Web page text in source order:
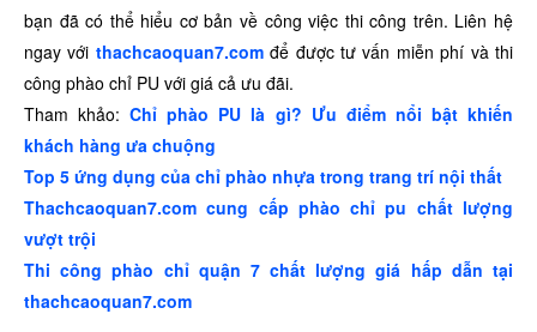
bạn đã có thể hiểu cơ bản về công việc thi công trên. Liên hệ
ngay với thachcaoquan7.comđể được tư vấn miễn phí và thi
công phào chỉ PU với giá cả ưu đãi.
Tham khảo:Chỉ phào PU là gì? Ưu điểm nổi bật khiến
khách hàng ưa chuộng
Top 5 ứng dụng của chỉ phào nhựa trong trang trí nội thất
Thachcaoquan7.com cung cấp phào chỉ pu chất lượng
vượt trội
Thi công phào chỉ quận 7 chất lượng giá hấp dẫn tại
thachcaoquan7.com